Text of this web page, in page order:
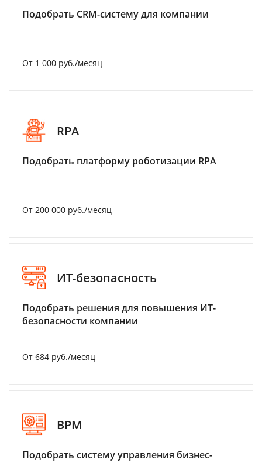
Подобрать CRM-систему для компании
От 1 000 руб./месяц
RPA
Подобрать платформу роботизации RPA
От 200 000 руб./месяц
ИТ-безопасность
Подобрать решения для повышения ИТ-
безопасности компании
От 684 руб./месяц
BPM
Подобрать систему управления бизнес-